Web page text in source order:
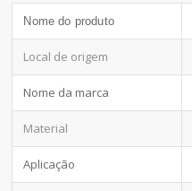
Nome do produto
Local de origem
Nome da marca
Material
Aplicação